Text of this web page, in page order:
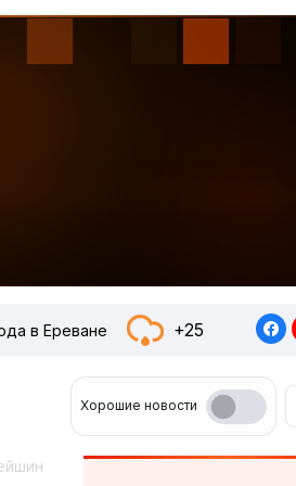
в Ереване +25
Хорошие новости